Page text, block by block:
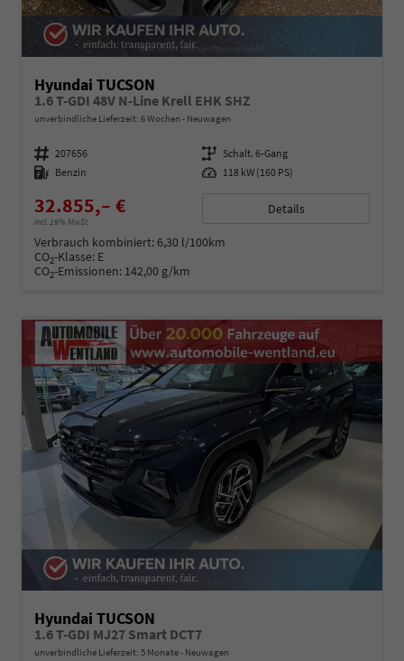
Hyundai TUCSON
1.6 T-GDI 48V N-Line Krell EHK SHZ
unverbindliche Lieferzeit: 6 Wochen Neuwagen
Fahrzeugnummer 207656 Getriebe Schalt. 6-Gang
Kraftstoff Benzin Leistung 118 kW (160 PS)
32.855,– €
incl. 19% MwSt.
Details
Verbrauch kombiniert:6,30 l/100km
CO2-Klasse: E
CO2-Emissionen: 142,00 g/km
Hyundai TUCSON
1.6 T-GDI MJ27 Smart DCT7
unverbindliche Lieferzeit: 5 Monate Neuwagen